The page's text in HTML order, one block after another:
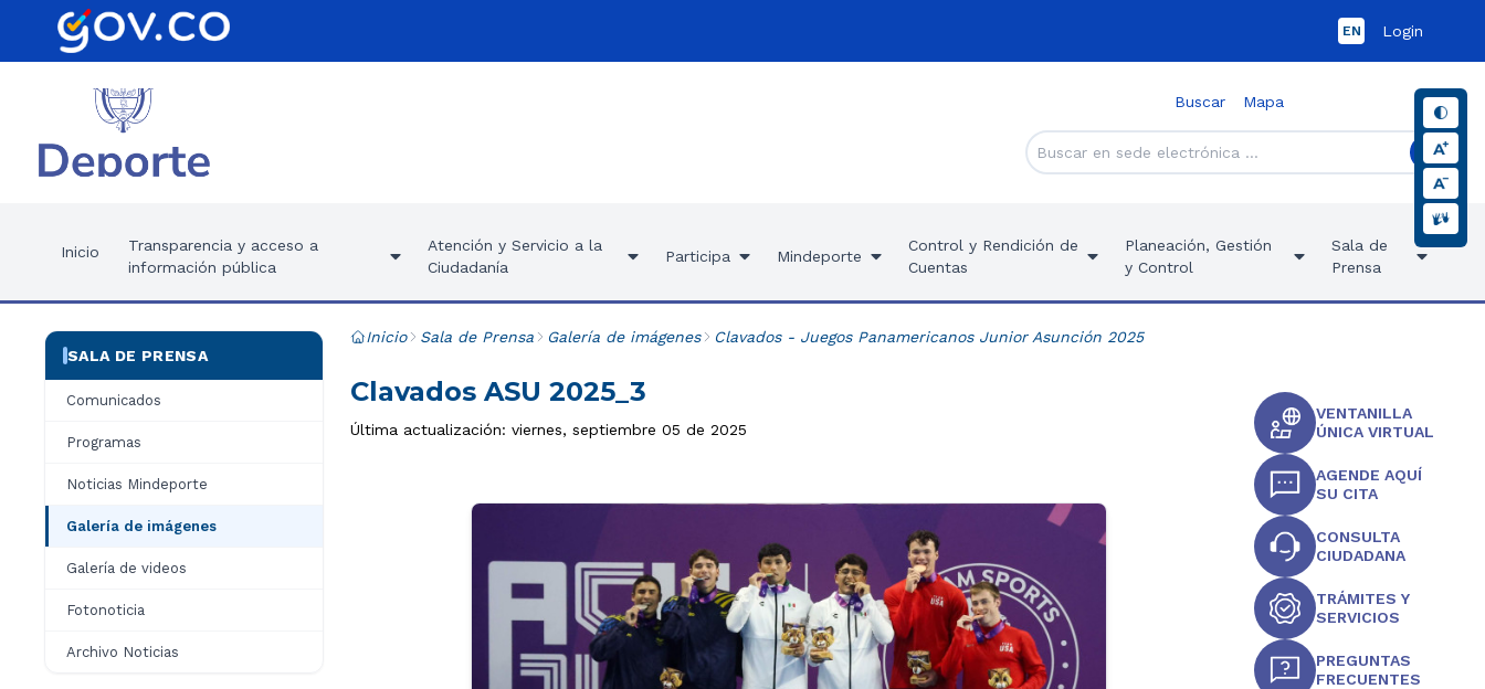
EN Login
Buscar Mapa
Inicio
Transparencia y acceso a
información pública
Atención y Servicio a la
Ciudadanía
Participa Mindeporte
Control y Rendición de
Cuentas
Planeación, Gestión
y Control
Sala de
Prensa
SALA DE PRENSA
Comunicados
Programas
Noticias Mindeporte
Galería de imágenes
Galería de videos
Fotonoticia
Archivo Noticias
Inicio Sala de Prensa Galería de imágenes Clavados - Juegos Panamericanos Junior Asunción 2025
Clavados ASU 2025_3
Última actualización: viernes, septiembre 05 de 2025
VENTANILLA
ÚNICA VIRTUAL
AGENDE AQUÍ
SU CITA
CONSULTA
CIUDADANA
TRÁMITES Y
SERVICIOS
PREGUNTAS
FRECUENTES